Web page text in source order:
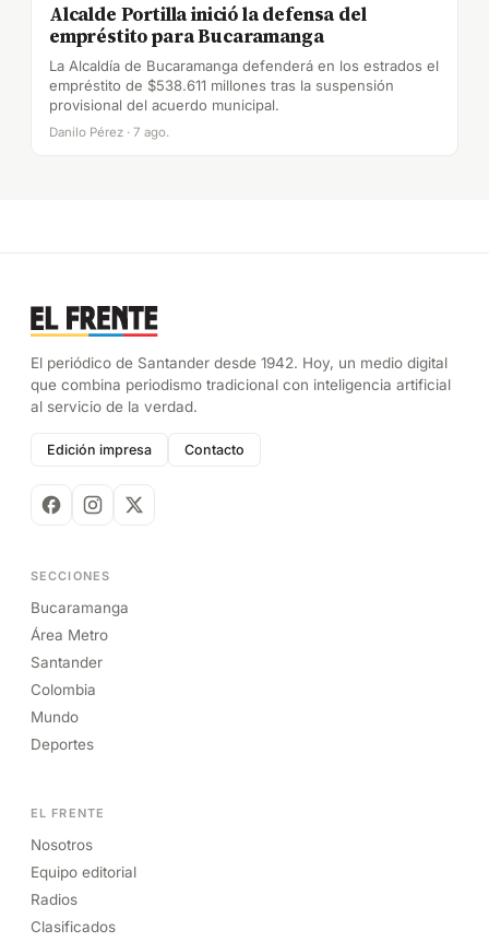
Alcalde Portilla inició la defensa del
empréstito para Bucaramanga
La Alcaldía de Bucaramanga defenderá en los estrados el
empréstito de $538.611 millones tras la suspensión
provisional del acuerdo municipal.
Danilo Pérez · 7 ago.
El periódico de Santander desde 1942. Hoy, un medio digital
que combina periodismo tradicional con inteligencia artificial
al servicio de la verdad.
Edición impresa Contacto
SECCIONES
Bucaramanga
Área Metro
Santander
Colombia
Mundo
Deportes
EL FRENTE
Nosotros
Equipo editorial
Radios
Clasificados